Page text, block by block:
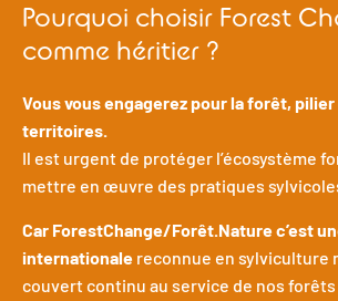
Pourquoi choisir Forest
comme héritier ?
Vous vous engagerez pour la forêt, pilier
territoires.
Il est urgent de protéger l’écosystème
mettre en œuvre des pratiques
Car ForestChange/Forêt.Nature c’est
internationale reconnue en sylviculture
couvert continu au service de nos forêts